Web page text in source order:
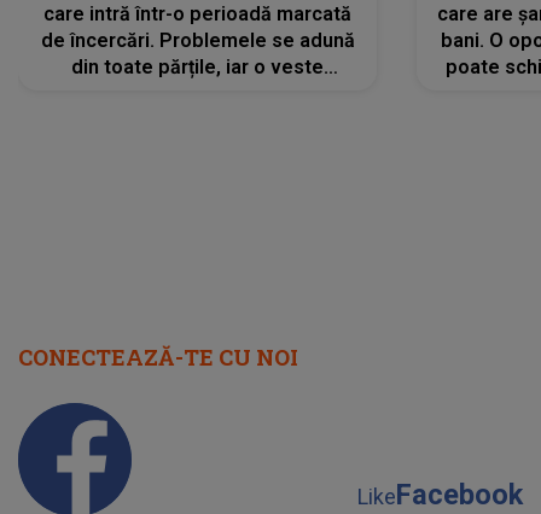
care intră într-o perioadă marcată
de încercări. Problemele se adună
din toate părțile, iar o veste
care are
bani. O
poate
CONECTEAZĂ-TE CU NOI
LikeFacebook